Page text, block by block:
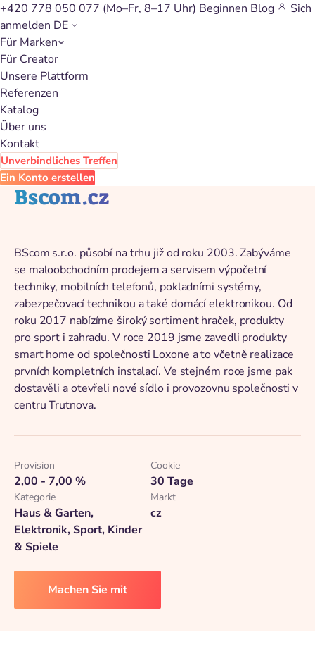
+420 778 050 077 (Mo–Fr, 8–17 Uhr) Beginnen Blog
Sich
anmelden DE
Für Marken
Für Creator
Unsere Plattform
Referenzen
Katalog
Über uns
Kontakt
Unverbindliches Treffen
Ein Konto erstellen
Zurück zum Katalog
Bscom.cz
BScom s.r.o. působí na trhu již od roku 2003. Zabýváme
se maloobchodním prodejem a servisem výpočetní
techniky, mobilních telefonů, pokladními systémy,
zabezpečovací technikou a také domácí elektronikou. Od
roku 2017 nabízíme široký sortiment hraček, produkty
pro sport i zahradu. V roce 2019 jsme zavedli produkty
smart home od společnosti Loxone a to včetně realizace
prvních kompletních instalací. Ve stejném roce jsme pak
dostavěli a otevřeli nové sídlo i provozovnu společnosti v
centru Trutnova.
Provision
2,00 - 7,00 %
Cookie
30 Tage
Kategorie
Haus & Garten,
Elektronik, Sport, Kinder
& Spiele
Markt
cz
Machen Sie mit